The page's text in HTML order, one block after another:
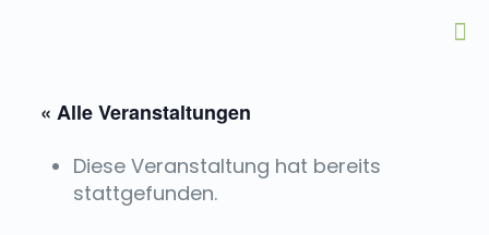
« Alle Veranstaltungen
Diese Veranstaltung hat bereits
stattgefunden.